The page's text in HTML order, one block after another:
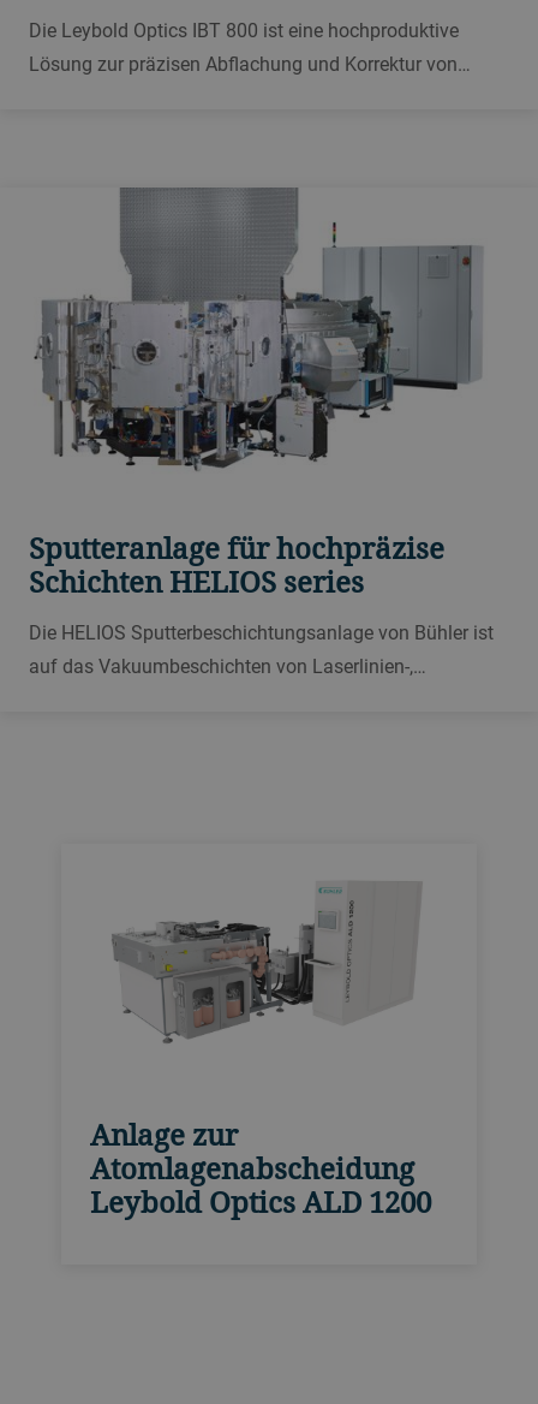
Die Leybold Optics IBT 800 ist eine hochproduktive
Lösung zur präzisen Abflachung und Korrektur von
Sputteranlage für hochpräzise
Schichten HELIOS series
Die HELIOS Sputterbeschichtungsanlage von Bühler ist
auf das Vakuumbeschichten von Laserlinien-,
Anlage zur
Atomlagenabscheidung
Leybold Optics ALD 1200